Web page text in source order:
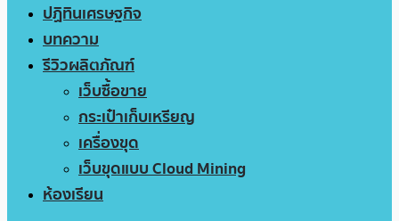
ปฏิทินเศรษฐกิจ
บทความ
รีวิวผลิตภัณฑ์
เว็บซื้อขาย
กระเป๋าเก็บเหรียญ
เครื่องขุด
เว็บขุดแบบ Cloud Mining
ห้องเรียน